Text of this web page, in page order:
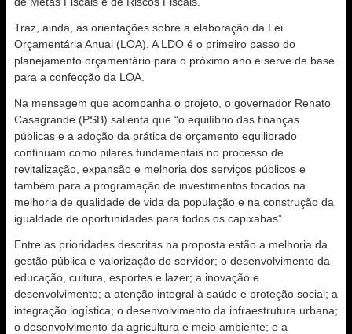
Traz, ainda, as orientações sobre a elaboração da Lei
Orçamentária Anual (LOA). A LDO é o primeiro passo do
planejamento orçamentário para o próximo ano e serve de base
para a confecção da LOA.
Na mensagem que acompanha o projeto, o governador Renato
Casagrande (PSB) salienta que “o equilíbrio das finanças
públicas e a adoção da prática de orçamento equilibrado
continuam como pilares fundamentais no processo de
revitalização, expansão e melhoria dos serviços públicos e
também para a programação de investimentos focados na
melhoria de qualidade de vida da população e na construção da
igualdade de oportunidades para todos os capixabas”.
Entre as prioridades descritas na proposta estão a melhoria da
gestão pública e valorização do servidor; o desenvolvimento da
educação, cultura, esportes e lazer; a inovação e
desenvolvimento; a atenção integral à saúde e proteção social; a
integração logística; o desenvolvimento da infraestrutura urbana;
o desenvolvimento da agricultura e meio ambiente; e a